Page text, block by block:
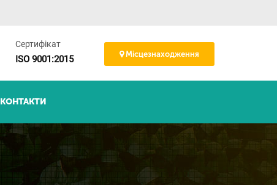
Сертифікат
ISO 9001:2015 Місцезнаходження
КОНТАКТИ